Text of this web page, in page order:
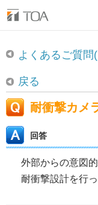
よくあるご質問
戻る
耐衝撃カメ
回答
外部からの意図
耐衝撃設計を行